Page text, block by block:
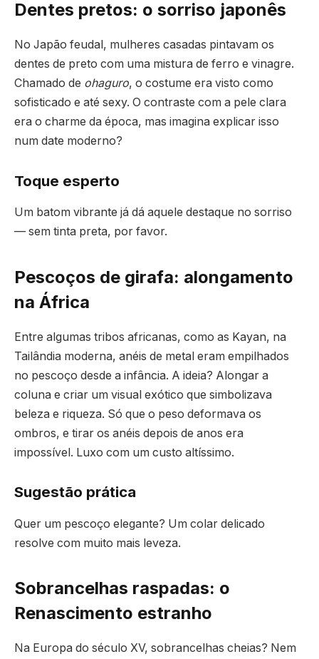
Dentes pretos: o sorriso japonês
No Japão feudal, mulheres casadas pintavam os
dentes de preto com uma mistura de ferro e vinagre.
Chamado de ohaguro, o costume era visto como
sofisticado e até sexy. O contraste com a pele clara
era o charme da época, mas imagina explicar isso
num date moderno?
Toque esperto
Um batom vibrante já dá aquele destaque no sorriso
— sem tinta preta, por favor.
Pescoços de girafa: alongamento
na África
Entre algumas tribos africanas, como as Kayan, na
Tailândia moderna, anéis de metal eram empilhados
no pescoço desde a infância. A ideia? Alongar a
coluna e criar um visual exótico que simbolizava
beleza e riqueza. Só que o peso deformava os
ombros, e tirar os anéis depois de anos era
impossível. Luxo com um custo altíssimo.
Sugestão prática
Quer um pescoço elegante? Um colar delicado
resolve com muito mais leveza.
Sobrancelhas raspadas: o
Renascimento estranho
Na Europa do século XV, sobrancelhas cheias? Nem